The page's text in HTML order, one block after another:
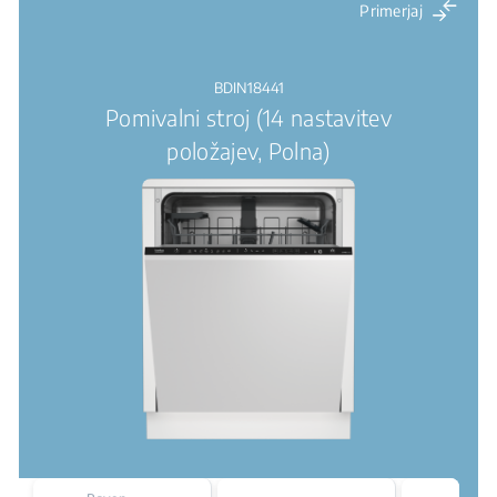
Primerjaj
BDIN18441
Pomivalni stroj (14 nastavitev
položajev, Polna)